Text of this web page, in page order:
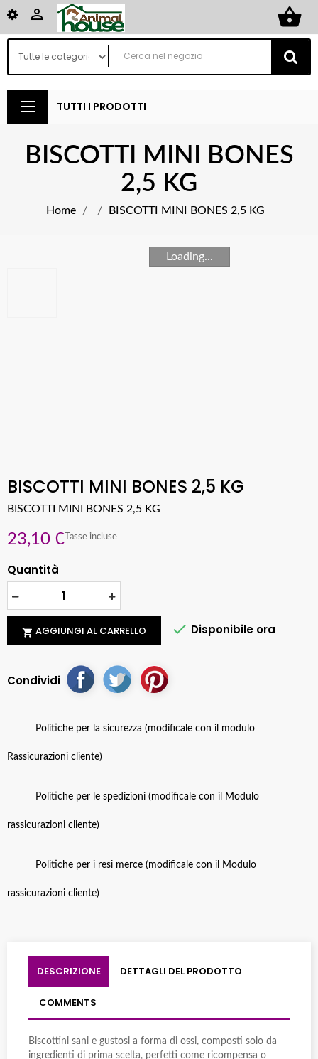
shopping_basket

TUTTI I PRODOTTI
BISCOTTI MINI BONES
2,5 KG
Home BISCOTTI MINI BONES 2,5 KG
Loading...
BISCOTTI MINI BONES 2,5 KG
BISCOTTI MINI BONES 2,5 KG
23,10 € Tasse incluse
Quantità
 AGGIUNGI AL CARRELLO  Disponibile ora
Condividi
Politiche per la sicurezza (modificale con il modulo
Rassicurazioni cliente)
Politiche per le spedizioni (modificale con il Modulo
rassicurazioni cliente)
Politiche per i resi merce (modificale con il Modulo
rassicurazioni cliente)
DESCRIZIONE DETTAGLI DEL PRODOTTO
COMMENTS
Biscottini sani e gustosi a forma di ossi, composti solo da
ingredienti di prima scelta, perfetti come ricompensa o